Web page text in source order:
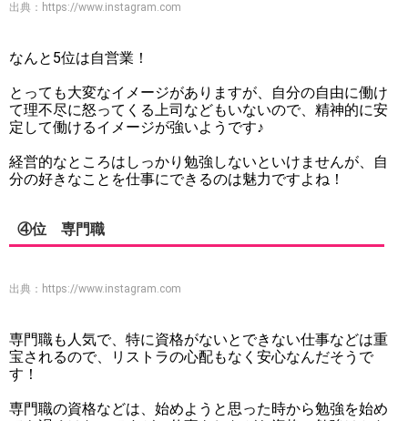
出典： https://www.instagram.com
なんと5位は自営業！
とっても大変なイメージがありますが、自分の自由に働け
て理不尽に怒ってくる上司などもいないので、精神的に安
定して働けるイメージが強いようです♪
経営的なところはしっかり勉強しないといけませんが、自
分の好きなことを仕事にできるのは魅力ですよね！
④位 専門職
出典： https://www.instagram.com
専門職も人気で、特に資格がないとできない仕事などは重
宝されるので、リストラの心配もなく安心なんだそうで
す！
専門職の資格などは、始めようと思った時から勉強を始め